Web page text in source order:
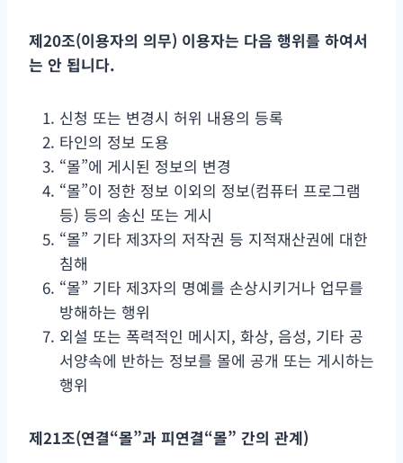
제20조(이용자의 의무) 이용자는 다음 행위를 하여서
는 안 됩니다.
신청 또는 변경시 허위 내용의 등록
타인의 정보 도용
“몰”에 게시된 정보의 변경
“몰”이 정한 정보 이외의 정보(컴퓨터 프로그램
등) 등의 송신 또는 게시
“몰” 기타 제3자의 저작권 등 지적재산권에 대한
침해
“몰” 기타 제3자의 명예를 손상시키거나 업무를
방해하는 행위
외설 또는 폭력적인 메시지, 화상, 음성, 기타 공
서양속에 반하는 정보를 몰에 공개 또는 게시하는
행위
제21조(연결“몰”과 피연결“몰” 간의 관계)